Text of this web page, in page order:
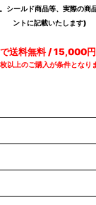
シールド商品等、実際の商
ントに記載いたします)
送料無料 / 15,000
枚以上のご購入が条件となり